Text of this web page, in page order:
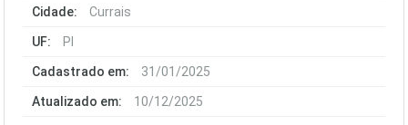
Cidade: Currais
UF: PI
Cadastrado em: 31/01/2025
Atualizado em: 10/12/2025